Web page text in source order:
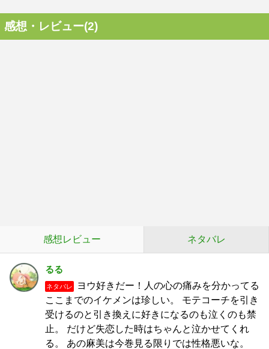
感想・レビュー(2)
感想レビュー ネタバレ
るる
ネタバレ
ヨウ好きだー！人の心の痛みを分かってる
ここまでのイケメンは珍しい。 モテコーチを引き
受けるのと引き換えに好きになるのも泣くのも禁
止。 だけど失恋した時はちゃんと泣かせてくれ
る。 あの麻美は今巻見る限りでは性格悪いな。